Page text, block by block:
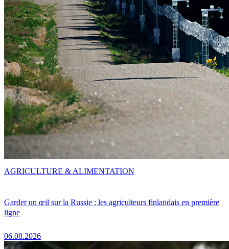
Garder un œil sur la Russie : les agriculteurs finlandais en première
ligne
06.08.2026
AGRICULTURE & ALIMENTATION